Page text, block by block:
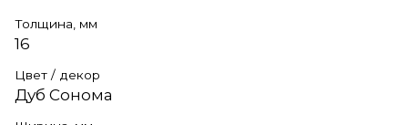
Толщина, мм
16
Цвет / декор
Дуб Сонома